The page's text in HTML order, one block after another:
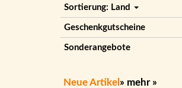
Sortierung: Land
Geschenkgutscheine
Sonderangebote
Neue Artikel » mehr »